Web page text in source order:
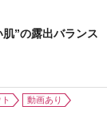
”の露出バランス
動画あり